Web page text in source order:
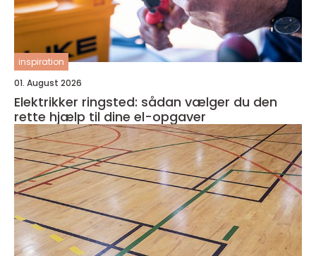
inspiration
01. August 2026
Elektrikker ringsted: sådan vælger du den
rette hjælp til dine el-opgaver